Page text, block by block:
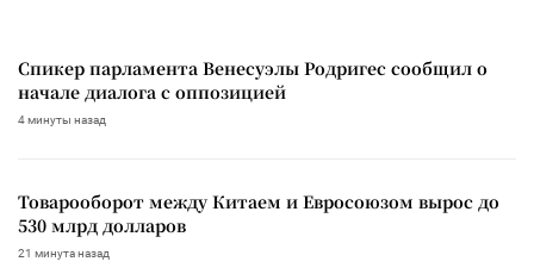
Спикер парламента Венесуэлы Родригес сообщил о
начале диалога с оппозицией
4 минуты назад
Товарооборот между Китаем и Евросоюзом вырос до
530 млрд долларов
21 минута назад